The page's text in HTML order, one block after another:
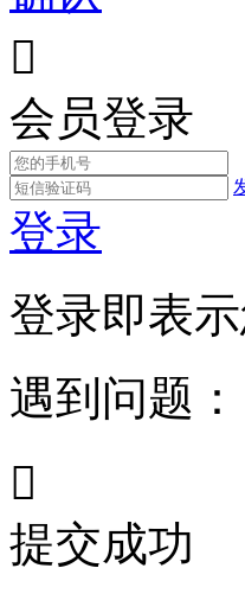

会员登录
登录
登录即表
遇到问题：

提交成功